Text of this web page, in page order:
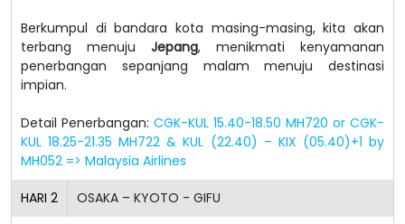
Berkumpul di bandara kota masing-masing, kita akan
terbang menuju Jepang, menikmati kenyamanan
penerbangan sepanjang malam menuju destinasi
impian.
Detail Penerbangan: CGK-KUL 15.40-18.50 MH720 or CGK-
KUL 18.25-21.35 MH722 & KUL (22.40) – KIX (05.40)+1 by
MH052 => Malaysia Airlines
HARI 2 OSAKA – KYOTO - GIFU